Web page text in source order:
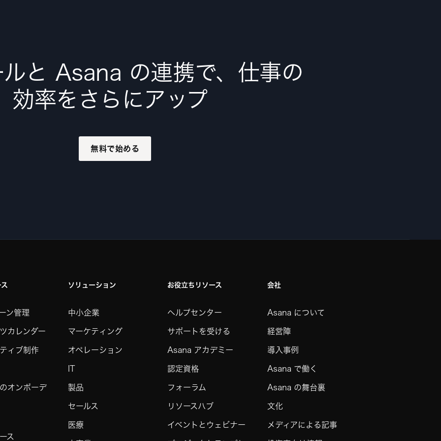
と Asana の連携で、仕事の
効率をさらにアップ
無料で始める
ン管理
カレンダー
ィブ制作
オンボーデ
ス
ソリューション
中小企業
マーケティング
オペレーション
IT
製品
セールス
医療
お役立ちリソース
ヘルプセンター
サポートを受ける
Asana アカデミー
認定資格
フォーラム
リソースハブ
イベントとウェビナー
会社
Asana について
経営陣
導入事例
Asana で働く
Asana の舞台裏
文化
メディアによる記事